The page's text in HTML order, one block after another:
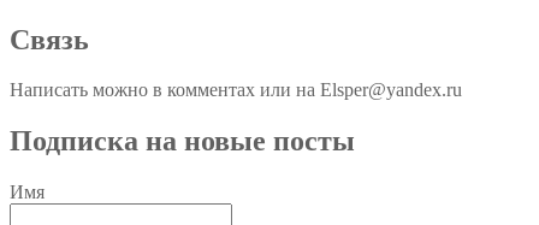
Связь
Написать можно в комментах или на Elsper@yandex.ru
Подписка на новые посты
Имя